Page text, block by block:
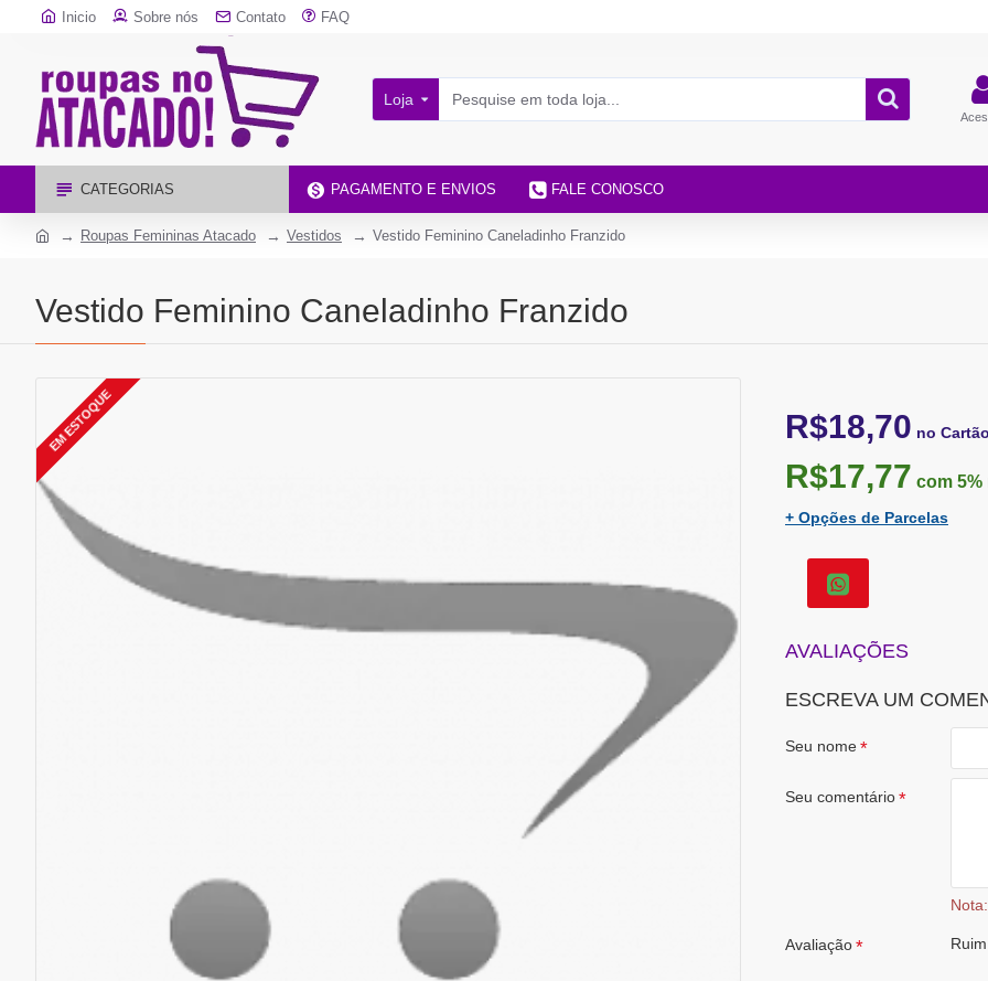
Inicio Sobre nós Contato FAQ
Loja
CATEGORIAS PAGAMENTO E ENVIOS FALE CONOSCO
Roupas Femininas Atacado Vestidos Vestido Feminino Caneladinho Franzido
Vestido Feminino Caneladinho Franzido
EM ESTOQUE R$18,70 no
R$17,77 com 5%
+ Opções de Parcelas
AVALIAÇÕES
ESCREVA UM
Seu nome
Seu comentário
Nota:
Avaliação Ruim